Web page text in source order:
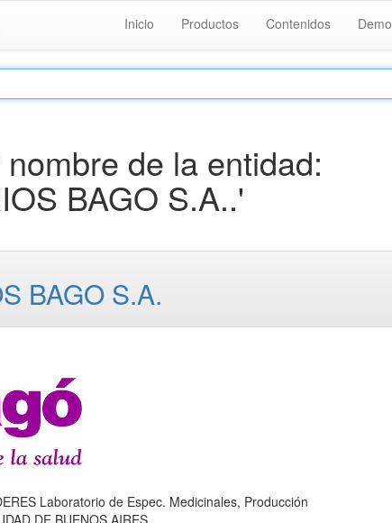
Inicio Productos Contenidos Demo
de la entidad:
BAGO S.A..'
BAGO S.A.
Laboratorio de Espec. Medicinales, Producción